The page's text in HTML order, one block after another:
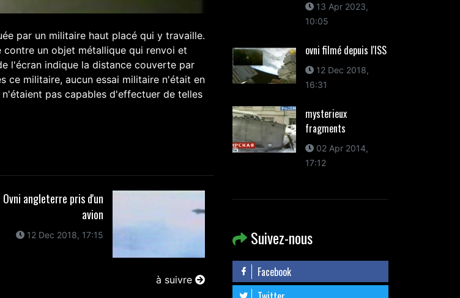
par un militaire haut placé qui y travaille.
un objet métallique qui renvoi et
l'écran indique la distance couverte par
ce militaire, aucun essai militaire n'était en
pas capables d'effectuer de telles
Ovni angleterre pris d'un
avion
12 Dec 2018, 17:15
à suivre
13 Apr 2023,
10:05
ovni filmé depuis l'ISS
12 Dec 2018,
16:31
mysterieux
fragments
02 Apr 2014,
17:12
Suivez-nous
Facebook